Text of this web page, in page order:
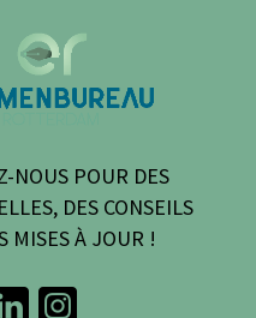
NOUS POUR DES
DES CONSEILS
MISES À JOUR !